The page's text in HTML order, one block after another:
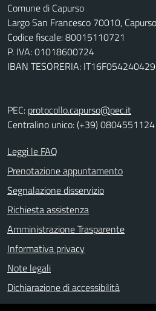
Comune di Capurso
Largo San Francesco 70010, Capurso
Codice fiscale: 80015110721
P. IVA: 01018600724
IBAN TESORERIA:
PEC: protocollo.capurso@pec.it
Centralino unico: (+39) 0804551124
Leggi le FAQ
Prenotazione appuntamento
Segnalazione disservizio
Richiesta assistenza
Amministrazione Trasparente
Informativa privacy
Note legali
Dichiarazione di accessibilità